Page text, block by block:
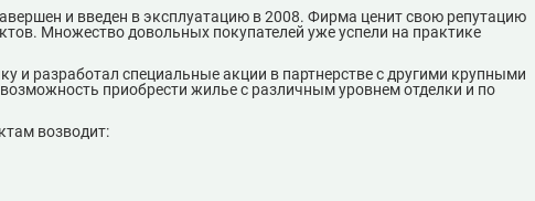
и введен в эксплуатацию в 2008. Фирма ценит свою репутацию
Множество довольных покупателей уже успели на практике
и разработал специальные акции в партнерстве с другими крупными
приобрести жилье с различным уровнем отделки и по
возводит: